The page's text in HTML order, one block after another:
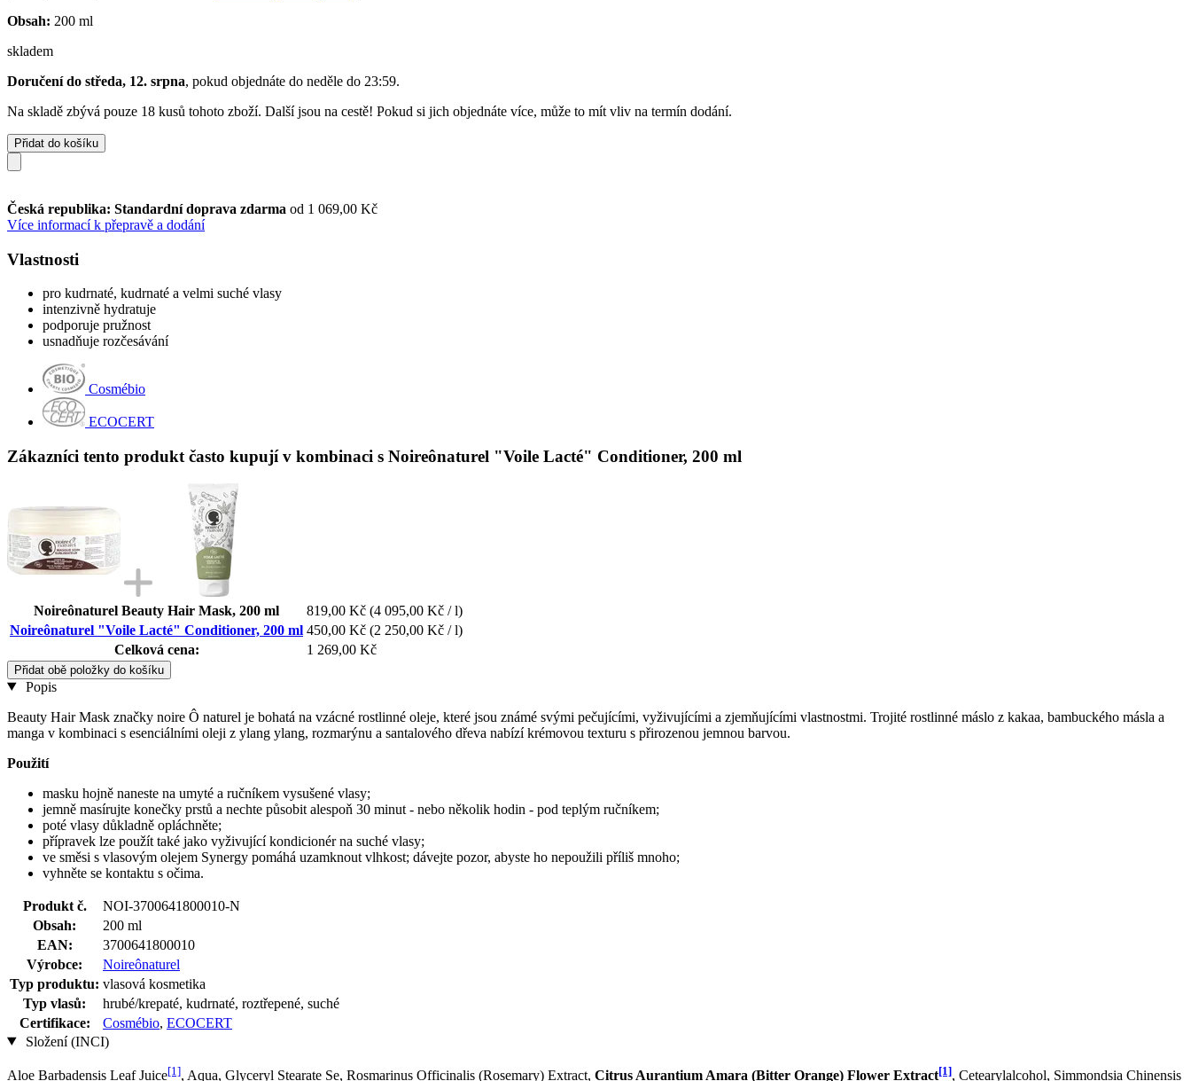
Obsah: 200 ml
skladem
Doručení do středa, 12. srpna, pokud objednáte do neděle do 23:59.
Na skladě zbývá pouze 18 kusů tohoto zboží. Další jsou na cestě! Pokud si jich objednáte více, může to mít vliv na termín dodání.
Přidat do košíku
Česká republika: Standardní doprava zdarma od 1 069,00 Kč
Více informací k přepravě a dodání
Vlastnosti
pro kudrnaté, kudrnaté a velmi suché vlasy
intenzivně hydratuje
podporuje pružnost
usnadňuje rozčesávání
Cosmébio
ECOCERT
Zákazníci tento produkt často kupují v kombinaci s Noireônaturel "Voile Lacté" Conditioner, 200 ml
Noireônaturel Beauty Hair Mask, 200 ml 819,00 Kč (4 095,00 Kč / l)
Noireônaturel "Voile Lacté" Conditioner, 200 ml 450,00 Kč (2 250,00 Kč / l)
Celková cena:
1 269,00 Kč
Přidat obě položky do košíku
Popis
Beauty Hair Mask značky noire Ô naturel je bohatá na vzácné rostlinné oleje, které jsou známé svými pečujícími, vyživujícími a zjemňujícími vlastnostmi. Trojité rostlinné máslo z kakaa, bambuckého másla a
manga v kombinaci s esenciálními oleji z ylang ylang, rozmarýnu a santalového dřeva nabízí krémovou texturu s přirozenou jemnou barvou.
Použití
masku hojně naneste na umyté a ručníkem vysušené vlasy;
jemně masírujte konečky prstů a nechte působit alespoň 30 minut - nebo několik hodin - pod teplým ručníkem;
poté vlasy důkladně opláchněte;
přípravek lze použít také jako vyživující kondicionér na suché vlasy;
ve směsi s vlasovým olejem Synergy pomáhá uzamknout vlhkost; dávejte pozor, abyste ho nepoužili příliš mnoho;
vyhněte se kontaktu s očima.
Produkt č.
NOI-3700641800010-N
Obsah:
200 ml
EAN:
3700641800010
Výrobce:
Noireônaturel
Typ produktu: vlasová kosmetika
Typ vlasů:
hrubé/krepaté, kudrnaté, roztřepené, suché
Certifikace:
Cosmébio, ECOCERT
Složení (INCI)
Aloe Barbadensis Leaf Juice[1], Aqua, Glyceryl Stearate Se, Rosmarinus Officinalis (Rosemary) Extract, Citrus Aurantium Amara (Bitter Orange) Flower Extract[1], Cetearylalcohol, Simmondsia Chinensis